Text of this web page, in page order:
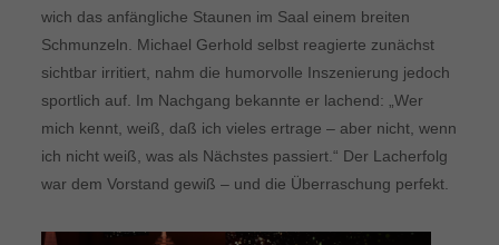
wich das anfängliche Staunen im Saal einem breiten
Schmunzeln. Michael Gerhold selbst reagierte zunächst
sichtbar irritiert, nahm die humorvolle Inszenierung jedoch
sportlich auf. Im Nachgang bekannte er lachend: „Wer
mich kennt, weiß, daß ich vieles ertrage – aber nicht, wenn
ich nicht weiß, was als Nächstes passiert.“ Der Lacherfolg
war dem Vorstand gewiß – und die Überraschung perfekt.